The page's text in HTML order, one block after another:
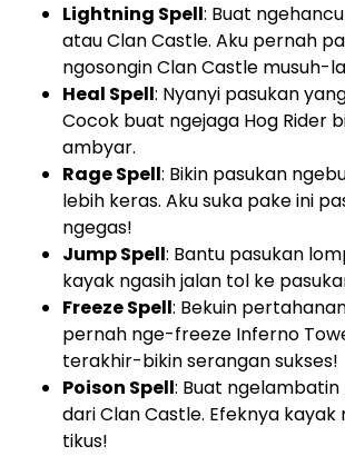
Lightning Spell: Buat
atau Clan Castle. Aku pernah
ngosongin Clan Castle musuh-
Heal Spell: Nyanyi pasukan
Cocok buat ngejaga Hog Rider
ambyar.
Rage Spell: Bikin pasukan
lebih keras. Aku suka pake ini
ngegas!
Jump Spell: Bantu pasukan
kayak ngasih jalan tol ke
Freeze Spell: Bekuin
pernah nge-freeze Inferno
terakhir-bikin serangan sukses!
Poison Spell: Buat
dari Clan Castle. Efeknya kayak
tikus!